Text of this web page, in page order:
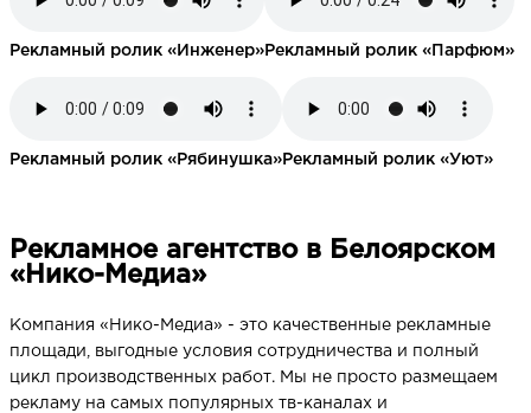
Рекламный ролик «Инженер» Рекламный ролик «Парфюм»
Рекламный ролик «Рябинушка» Рекламный ролик «Уют»
Рекламное агентство в Белоярском
«Нико-Медиа»
Компания «Нико-Медиа» - это качественные рекламные
площади, выгодные условия сотрудничества и полный
цикл производственных работ. Мы не просто размещаем
рекламу на самых популярных тв-каналах и